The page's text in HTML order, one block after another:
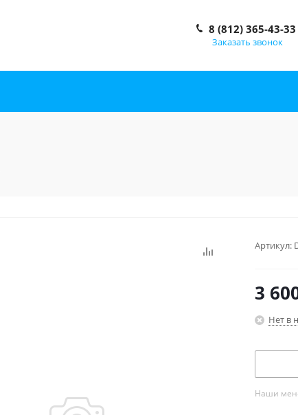
8 (812) 365-43-33
Заказать звонок
Артикул:
3
Нет в
Наши